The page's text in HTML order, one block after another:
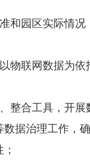
和园区实际情况
物联网数据为依
整合工具，开展
据治理工作，